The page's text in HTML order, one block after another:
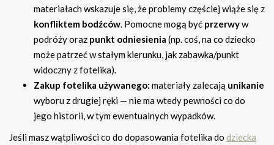
materiałach wskazuje się, że problemy częściej wiąże się z
konfliktem bodźców. Pomocne mogą być przerwyw
podróży oraz punkt odniesienia (np. coś, na co dziecko
może patrzeć w stałym kierunku, jak zabawka/punkt
widoczny z fotelika).
Zakup fotelika używanego: materiały zalecają unikanie
wyboru z drugiej ręki — nie ma wtedy pewności co do
jego historii, w tym ewentualnych wypadków.
Jeśli masz wątpliwości co do dopasowania fotelika do dziecka